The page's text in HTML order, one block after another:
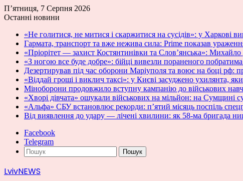
П’ятниця, 7 Серпня 2026
Останні новини
«Не голитися, не митися і скаржитися на сусідів»: у Харкові
Гармата, транспорт та вже нежива сила: Prime показав
«Пріорітет — захист Костянтинівки та Слов’янська»:
«З ногою все буде добре»: бійці вивезли пораненого побратима
Дезертирував під час оборони Маріуполя та воює на боці рф:
«Віддай гроші і виклич таксі»: у Києві засуджено ухилянта,
Міноборони продовжило вступну кампанію до військових
«Хворі дівчата» ошукали військових на мільйон: на Сумщині
«Альфа» СБУ встановлює рекорди: п’ятий місяць поспіль
Від виявлення до удару — лічені хвилини: як 58-ма бригада
Facebook
Telegram
Пошук
LvivNEWS